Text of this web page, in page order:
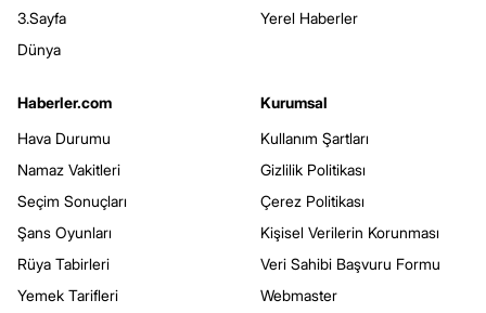
3.Sayfa
Dünya
Yerel Haberler
Haberler.com
Hava Durumu
Namaz Vakitleri
Seçim Sonuçları
Şans Oyunları
Rüya Tabirleri
Yemek Tarifleri
Kurumsal
Kullanım Şartları
Gizlilik Politikası
Çerez Politikası
Kişisel Verilerin Korunması
Veri Sahibi Başvuru Formu
Webmaster